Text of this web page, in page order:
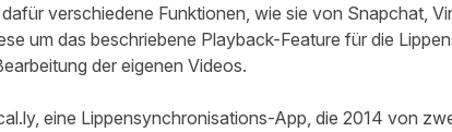
verschiedene Funktionen, wie sie von Snapchat,
um das beschriebene Playback-Feature für die
der eigenen Videos.
eine Lippensynchronisations-App, die 2014 von